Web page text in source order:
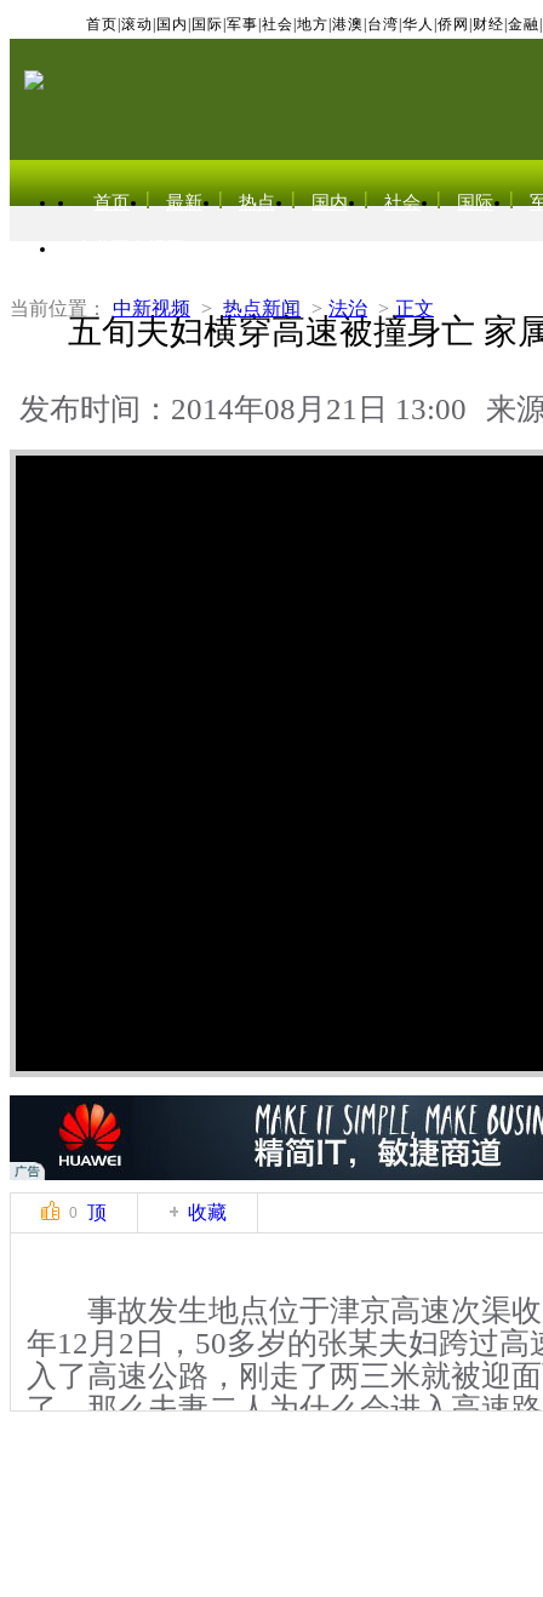
首页 滚动 国内 国际 军事 社会 地方 港澳 台湾 华人 侨网 财经 金融
首页 最新 热点 国内 社会 国际
当前位置： 中新视频 > 热点新闻 > 法治 > 正文
五旬夫妇横穿高速被撞身亡 家
发布时间：2014年08月21日 13:00 来
0 顶 收藏
事故发生地点位于津京高速次渠收
年12月2日，50多岁的张某夫妇跨过高
入了高速公路，刚走了两三米就被迎
了，那么夫妻二人为什么会进入高速